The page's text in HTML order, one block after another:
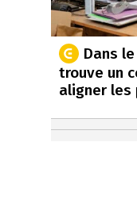
Dans
trouve un
aligner les